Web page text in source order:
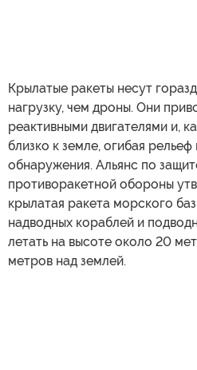
Крылатые ракеты несут
нагрузку, чем дроны. Они
реактивными двигателями и,
близко к земле, огибая
обнаружения. Альянс по
противоракетной обороны
крылатая ракета морского
надводных кораблей и
летать на высоте около 20
метров над землей.